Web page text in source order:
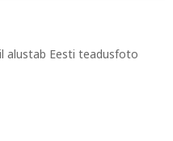
alustab Eesti teadusfoto